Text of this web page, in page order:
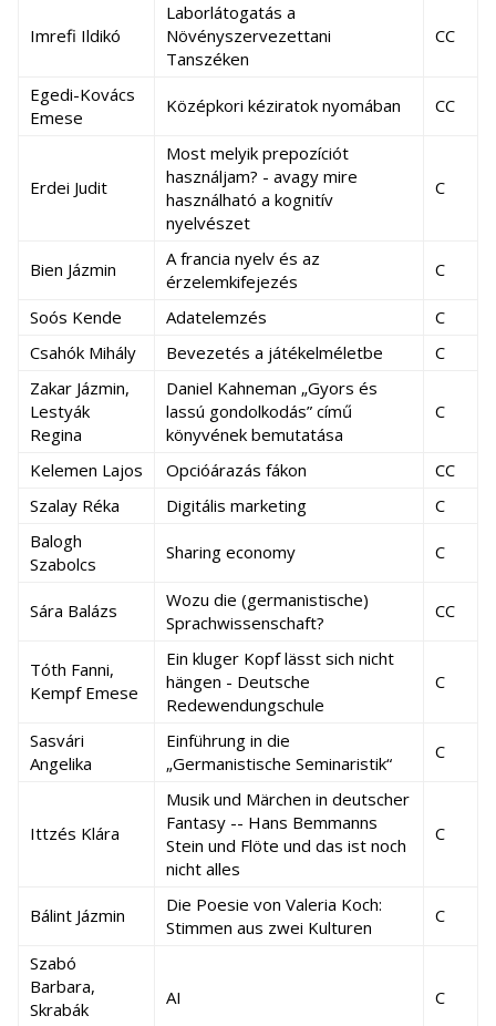
Imrefi Ildikó
Laborlátogatás a
Növényszervezettani
Tanszéken
CC
Egedi-Kovács
Emese
Középkori kéziratok nyomában CC
Erdei Judit
Most melyik prepozíciót
használjam? - avagy mire
használható a kognitív
nyelvészet
C
Bien Jázmin
A francia nyelv és az
érzelemkifejezés
C
Soós Kende Adatelemzés
C
Csahók Mihály
Bevezetés a játékelméletbe
C
Zakar Jázmin,
Lestyák
Regina
Daniel Kahneman „Gyors és
lassú gondolkodás” című
könyvének bemutatása
C
Kelemen Lajos Opcióárazás fákon
CC
Szalay Réka
Digitális marketing
C
Balogh
Szabolcs
Sharing economy C
Sára Balázs
Wozu die (germanistische)
Sprachwissenschaft?
CC
Tóth Fanni,
Kempf Emese
Ein kluger Kopf lässt sich nicht
hängen - Deutsche
Redewendungschule
C
Sasvári
Angelika
Einführung in die
„Germanistische Seminaristik“
C
Ittzés Klára
Musik und Märchen in deutscher
Fantasy -- Hans Bemmanns
Stein und Flöte und das ist noch
nicht alles
C
Bálint Jázmin
Die Poesie von Valeria Koch:
Stimmen aus zwei Kulturen
C
Szabó
Barbara,
Skrabák
AI C